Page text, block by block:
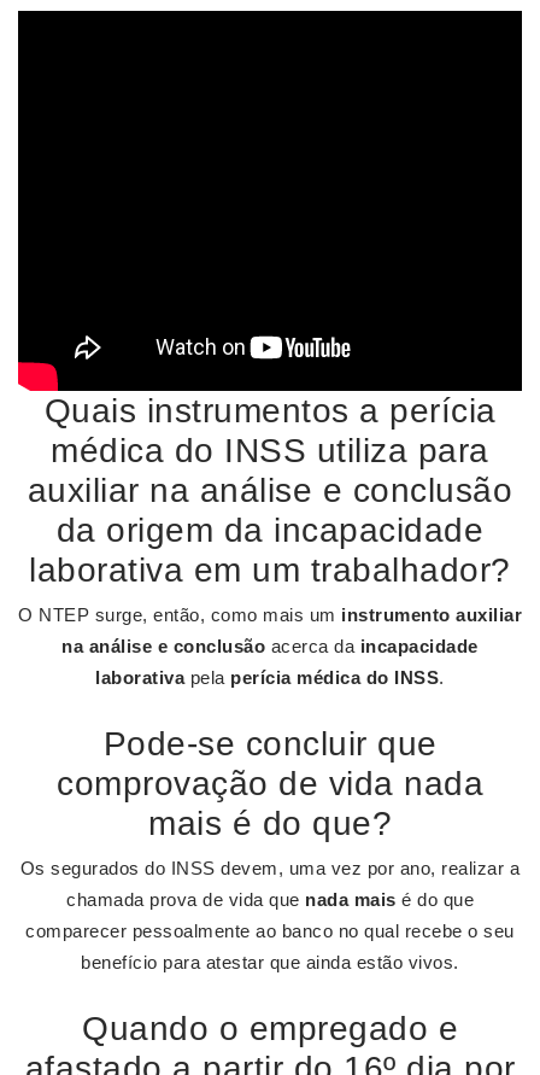
Quais instrumentos a perícia
médica do INSS utiliza para
auxiliar na análise e conclusão
da origem da incapacidade
laborativa em um trabalhador?
O NTEP surge, então, como mais um instrumento auxiliar
na análise e conclusão acerca da incapacidade
laborativapela perícia médica do INSS.
Pode-se concluir que
comprovação de vida nada
mais é do que?
Os segurados do INSS devem, uma vez por ano, realizar a
chamada prova de vida que nada mais é do que
comparecer pessoalmente ao banco no qual recebe o seu
benefício para atestar que ainda estão vivos.
Quando o empregado e